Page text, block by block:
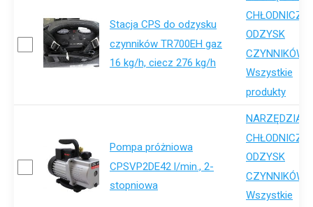
Stacja CPS do odzysku
czynników TR700EH gaz
16 kg/h, ciecz 276 kg/h
CHŁODNICZE
ODZYSK
CZYNNIKÓW
Wszystkie
produkty
Pompa próżniowa
CPSVP2DE42 l/min., 2-
stopniowa
NARZĘDZIA
CHŁODNICZE
ODZYSK
CZYNNIKÓW
Wszystkie